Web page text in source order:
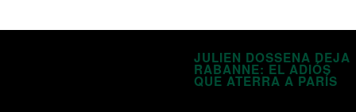
JULIEN DOSSENA DEJA
RABANNE: EL ADIÓS
QUE ATERRA A PARÍS